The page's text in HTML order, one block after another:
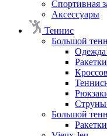
Спортивная
Аксессуары
Теннис
Большой
Одежда
Струны
Большой